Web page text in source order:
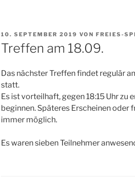
VERÖFFENTLICHT
AM
10. SEPTEMBER 2019 VON FREIES-
Treffen am 18.09.
Das nächster Treffen findet regulär
statt.
Es ist vorteilhaft, gegen 18:15 Uhr zu
beginnen. Späteres Erscheinen oder
immer möglich.
Es waren sieben Teilnehmer